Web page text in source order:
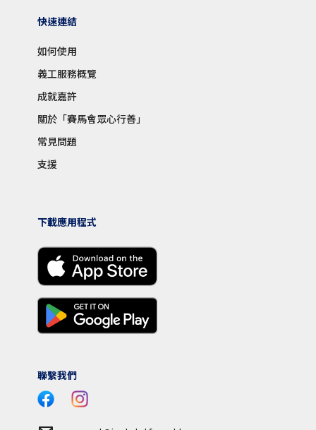
快速連結
如何使用
義工服務概覽
成就嘉許
關於「賽馬會眾心行善」
常見問題
支援
下載應用程式
聯繫我們